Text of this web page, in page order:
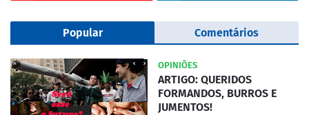
Popular Comentários
OPINIÕES
ARTIGO: QUERIDOS
FORMANDOS, BURROS E
JUMENTOS!